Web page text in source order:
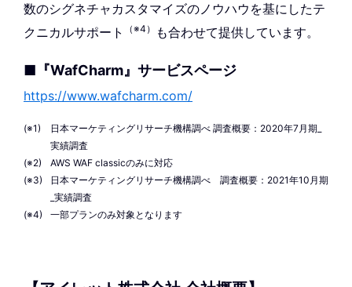
数のシグネチャカスタマイズのノウハウを基にしたテ
クニカルサポート
（※4） も合わせて提供しています。
■『WafCharm』サービスページ
https://www.wafcharm.com/
日本マーケティングリサーチ機構調べ 調査概要：2020年7月期_
実績調査
AWS WAF classicのみに対応
日本マーケティングリサーチ機構調べ 調査概要：2021年10月期
_実績調査
一部プランのみ対象となります